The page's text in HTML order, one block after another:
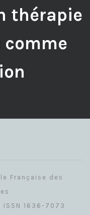
thérapie
Française des
1636-7073